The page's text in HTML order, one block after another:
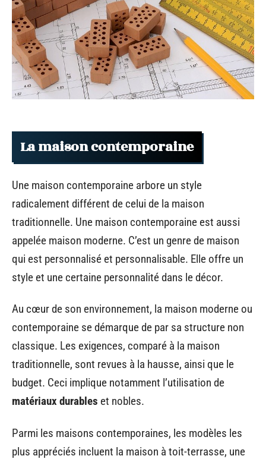
La maison contemporaine
Une maison contemporaine arbore un style
radicalement différent de celui de la maison
traditionnelle. Une maison contemporaine est aussi
appelée maison moderne. C’est un genre de maison
qui est personnalisé et personnalisable. Elle offre un
style et une certaine personnalité dans le décor.
Au cœur de son environnement, la maison moderne ou
contemporaine se démarque de par sa structure non
classique. Les exigences, comparé à la maison
traditionnelle, sont revues à la hausse, ainsi que le
budget. Ceci implique notamment l’utilisation de
matériaux durables et nobles.
Parmi les maisons contemporaines, les modèles les
plus appréciés incluent la maison à toit-terrasse, une